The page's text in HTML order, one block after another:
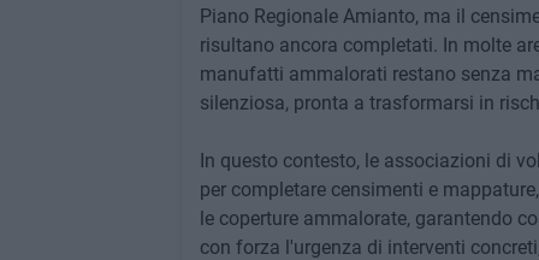
Piano Regionale Amianto, ma il
risultano ancora completati. In molte
manufatti ammalorati restano senza
silenziosa, pronta a trasformarsi in
In questo contesto, le associazioni di
per completare censimenti e
le coperture ammalorate, garantendo
con forza l'urgenza di interventi